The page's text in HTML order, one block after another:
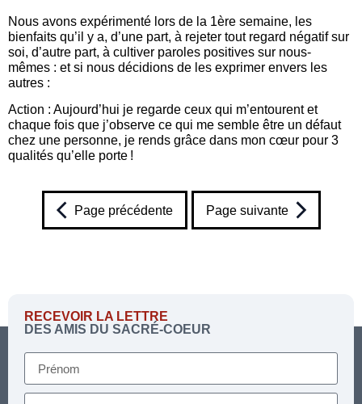
Nous avons expérimenté lors de la 1ère semaine, les
bienfaits qu’il y a, d’une part, à rejeter tout regard négatif sur
soi, d’autre part, à cultiver paroles positives sur nous-
mêmes : et si nous décidions de les exprimer envers les
autres :
Action : Aujourd’hui je regarde ceux qui m’entourent et
chaque fois que j’observe ce qui me semble être un défaut
chez une personne, je rends grâce dans mon cœur pour 3
qualités qu’elle porte !
Page précédente Page suivante
RECEVOIR LA LETTRE
DES AMIS DU SACRÉ-COEUR